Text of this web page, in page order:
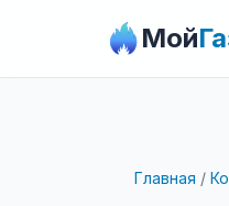
Мой
Главная /